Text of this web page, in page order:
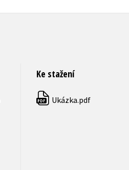
Ke stažení
PDF Ukázka.pdf